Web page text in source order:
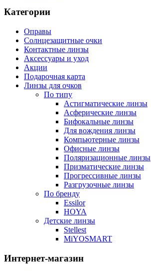
Категории
Оправы
Солнцезащитные очки
Контактные линзы
Аксессуары и уход
Акции
Подарочная карта
Линзы для очков
По типу
Астигматические линзы
Асферические линзы
Бифокальные линзы
Для вождения линзы
Компьютерные линзы
Офисные линзы
Поляризационные линзы
Призматические линзы
Прогрессивные линзы
Разгрузочные линзы
По бренду
Essilor
HOYA
Детские линзы
Stellest
MiYOSMART
Интернет-магазин